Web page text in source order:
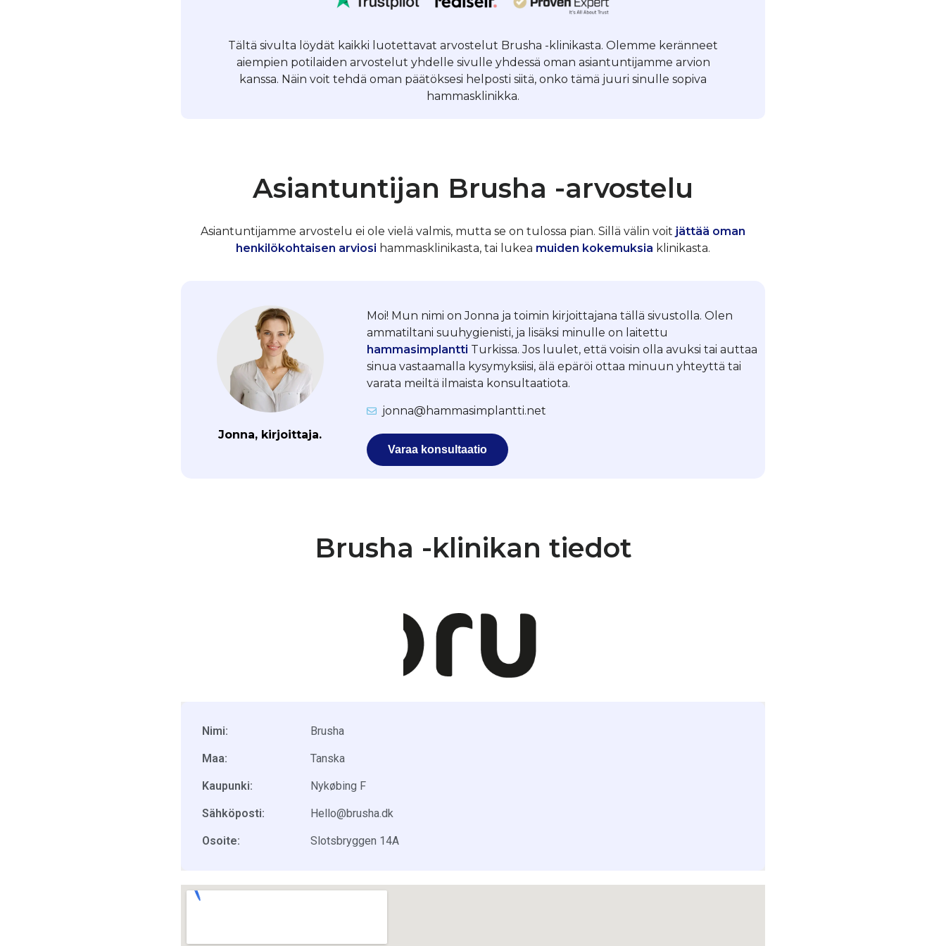
Tältä sivulta löydät kaikki luotettavat arvostelut Brusha -klinikasta. Olemme keränneet
aiempien potilaiden arvostelut yhdelle sivulle yhdessä oman asiantuntijamme arvion
kanssa. Näin voit tehdä oman päätöksesi helposti siitä, onko tämä juuri sinulle sopiva
hammasklinikka.
Asiantuntijan Brusha -arvostelu
Asiantuntijamme arvostelu ei ole vielä valmis, mutta se on tulossa pian. Sillä välin voit jättää oman
henkilökohtaisen arviosi hammasklinikasta, tai lukea muiden kokemuksia klinikasta.
Jonna, kirjoittaja.
Moi! Mun nimi on Jonna ja toimin kirjoittajana tällä sivustolla. Olen
ammatiltani suuhygienisti, ja lisäksi minulle on laitettu
hammasimplantti Turkissa. Jos luulet, että voisin olla avuksi tai auttaa
sinua vastaamalla kysymyksiisi, älä epäröi ottaa minuun yhteyttä tai
varata meiltä ilmaista konsultaatiota.
jonna@hammasimplantti.net
Varaa konsultaatio
Brusha -klinikan tiedot
Nimi:
Maa:
Kaupunki:
Sähköposti:
Osoite:
Brusha
Tanska
Nykøbing F
Hello@brusha.dk
Slotsbryggen 14A